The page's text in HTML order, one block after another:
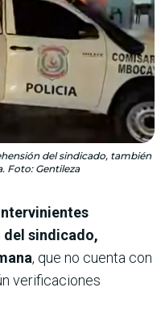
del sindicado, también
Foto: Gentileza
del sindicado,
, que no cuenta con
verificaciones